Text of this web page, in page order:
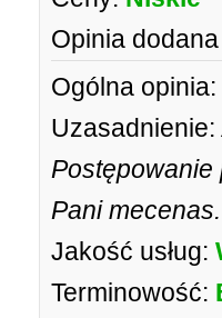
Opinia
Ogólna opinia:
Uzasadnienie:
Postępowanie
Pani mecenas.
Jakość usług:
Terminowość: